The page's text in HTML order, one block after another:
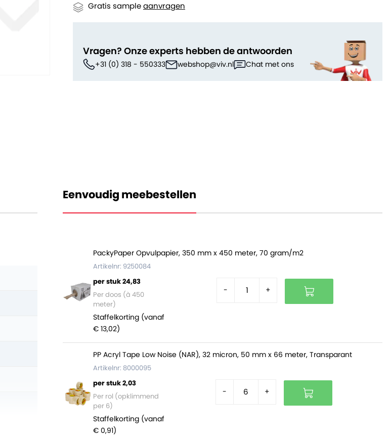
Gratis sampleaanvragen
Vragen? Onze experts hebben de antwoorden
+31 (0) 318 - 550333 webshop@viv.nl Chat met ons
Eenvoudig meebestellen
PackyPaper Opvulpapier, 350 mm x 450 meter, 70 gram/m2
Artikelnr: 9250084
per stuk 24,83
Per doos (à 450
meter)
Staffelkorting (vanaf
€ 13,02)
- +
PP Acryl Tape Low Noise (NAR), 32 micron, 50 mm x 66 meter, Transparant
Artikelnr: 8000095
per stuk 2,03
Per rol (opklimmend
per 6)
Staffelkorting (vanaf
€ 0,91)
- +